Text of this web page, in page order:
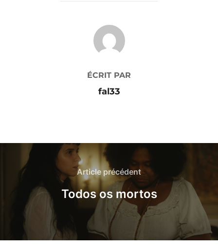
AUTEUR DE LA PUBLICATION
ÉCRIT PAR
fal33
Article précédent
Todos os mortos